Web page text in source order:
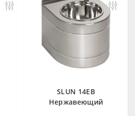
SLUN 14EB
Нержавеющий